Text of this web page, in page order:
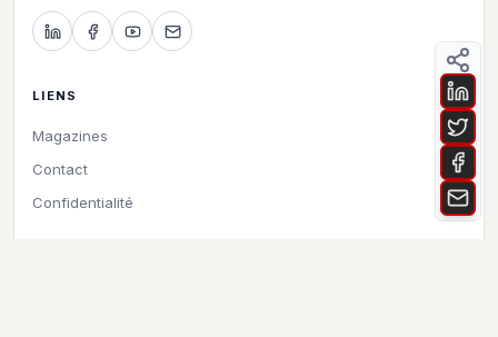
LIENS
Magazines
Contact
Confidentialité